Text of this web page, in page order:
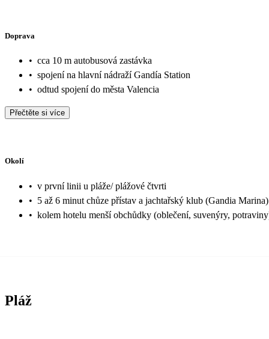
Doprava
• cca 10 m autobusová zastávka
• spojení na hlavní nádraží Gandía Station
• odtud spojení do města Valencia
Přečtěte si více
Okolí
• v první linii u pláže/ plážové čtvrti
• 5 až 6 minut chůze přístav a jachtařský klub (Gandia Marina)
• kolem hotelu menší obchůdky (oblečení, suvenýry,
Pláž